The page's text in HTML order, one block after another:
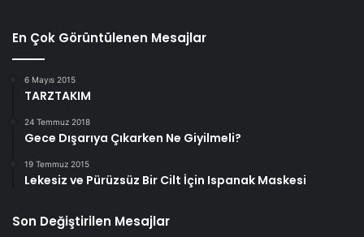
En Çok Görüntülenen Mesajlar
6 Mayıs 2015
TARZTAKIM
24 Temmuz 2018
Gece Dışarıya Çıkarken Ne Giyilmeli?
19 Temmuz 2015
Lekesiz ve Pürüzsüz Bir Cilt İçin Ispanak Maskesi
Son Değiştirilen Mesajlar